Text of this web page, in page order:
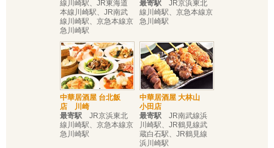
線川崎駅、JR東海道
本線川崎駅、JR南武
線川崎駅、京急本線京
急川崎駅
最寄駅 JR京浜東北
線川崎駅、京急本線京
急川崎駅
中華居酒屋 台北飯
店 川崎
最寄駅 JR京浜東北
線川崎駅、京急本線京
急川崎駅
中華居酒屋 大林山
小田店
最寄駅 JR南武線浜
川崎駅、JR鶴見線武
蔵白石駅、JR鶴見線
浜川崎駅